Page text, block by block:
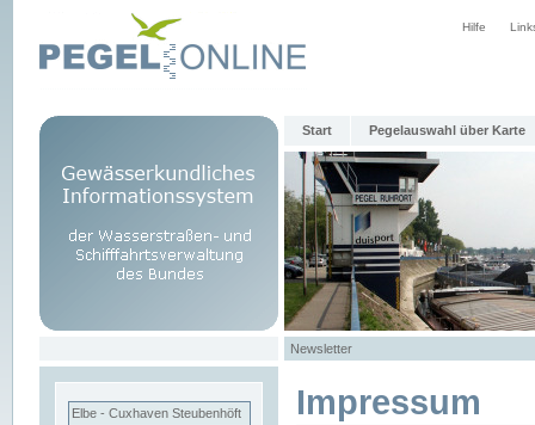
Hilfe
Start Pegelauswahl über Karte
Newsletter
Elbe - Cuxhaven Steubenhöft Impressum